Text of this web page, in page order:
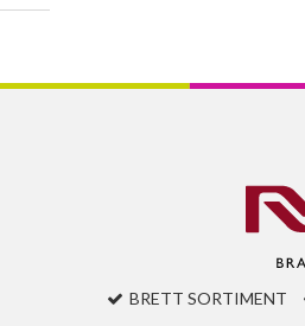
BRETT SORTIMENT